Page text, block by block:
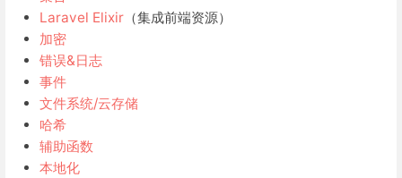
Laravel Elixir（集成前端资源）
加密
错误&日志
事件
文件系统/云存储
哈希
辅助函数
本地化